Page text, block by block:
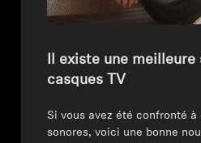
Il existe une meilleure
casques TV
Si vous avez été confronté à
sonores, voici une bonne